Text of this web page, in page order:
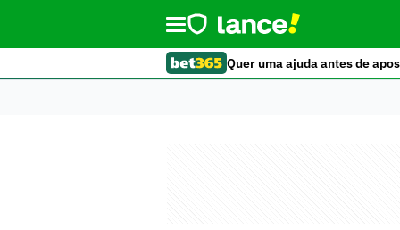
Quer uma ajuda antes de